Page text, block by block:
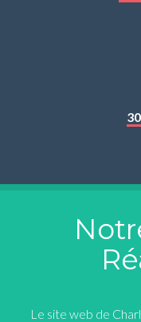
Le site web de